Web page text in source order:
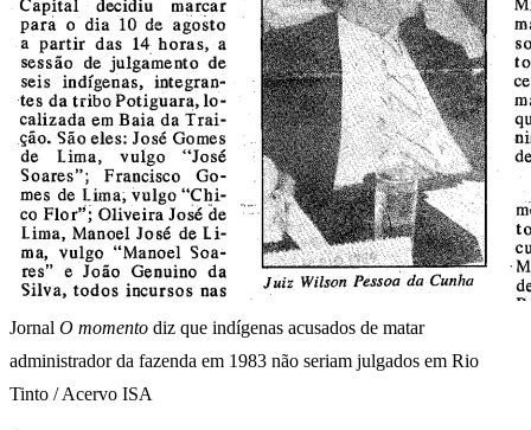
Jornal O momento diz que indígenas acusados de matar
administrador da fazenda em 1983 não seriam julgados em Rio
Tinto / Acervo ISA